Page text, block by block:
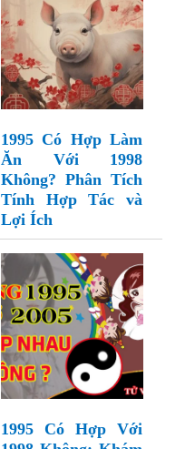
1995 Có Hợp Làm
Ăn Với 1998
Không? Phân Tích
Tính Hợp Tác và
Lợi Ích
1995 Có Hợp Với